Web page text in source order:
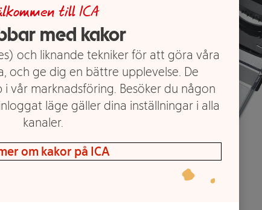
och
till
till ICA
med kakor
och liknande tekniker för att göra våra
och ge dig en bättre upplevelse. De
i vår marknadsföring. Besöker du någon
läge gäller dina inställningar i alla
kanaler.
om kakor på ICA